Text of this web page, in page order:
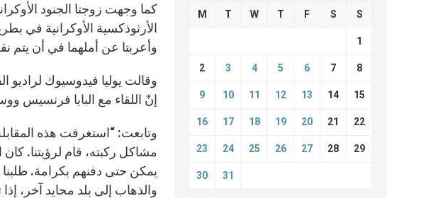
كما وجهت زوجتا الجنود
الأرثوذكسية الأوكرانية في
وأعربتا عن أملهما في أن يتم
وقالت يوليا فيدوسيوك لراديو
إنّ اللقاء مع البابا فرنسيس
وتابعت: “استغرقت هذه
مشاكل ركبته، قام لرؤيتنا. كان
يمكن حتى دفنهم بكرامة. طلبنا
والذهاب إلى بلد محايد آخر،
M T W T F S S
1
2 3 4 5 6 7 8
9 10 11 12 13 14 15
16 17 18 19 20 21 22
23 24 25 26 27 28 29
30 31